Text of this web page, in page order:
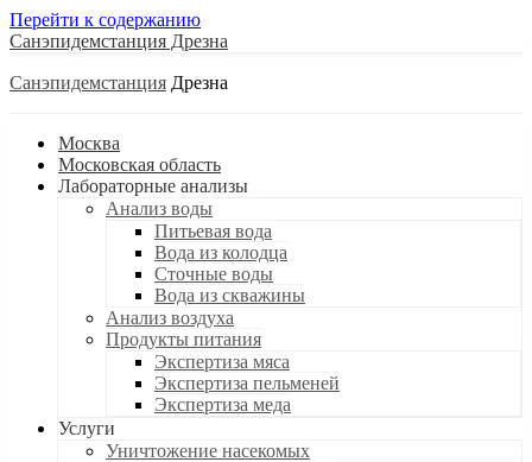
Перейти к содержанию
Санэпидемстанция
Санэпидемстанция
Москва
Московская область
Лабораторные анализы
Анализ воды
Питьевая вода
Вода из колодца
Сточные воды
Вода из скважины
Анализ воздуха
Продукты питания
Экспертиза мяса
Экспертиза пельменей
Экспертиза меда
Услуги
Уничтожение насекомых